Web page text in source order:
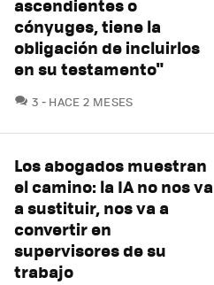
ascendientes o
cónyuges, tiene la
obligación de incluirlos
en su testamento"
3 COMENTARIOS
HACE 2 MESES
Los abogados muestran
el camino: la IA no nos va
a sustituir, nos va a
convertir en
supervisores de su
trabajo